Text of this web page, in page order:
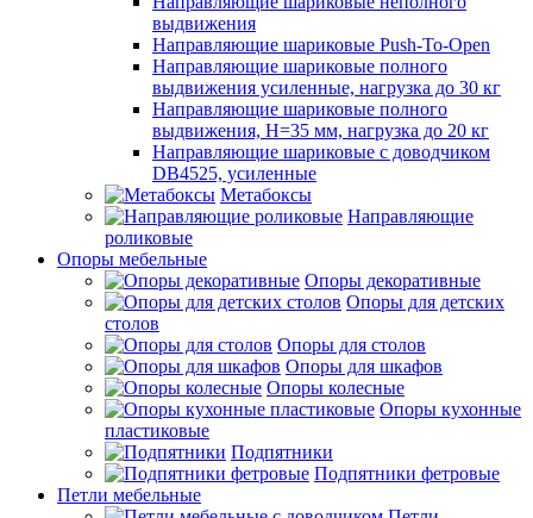
выдвижения
Направляющие шариковые Push-To-Open
Направляющие шариковые полного
выдвижения усиленные, нагрузка до 30 кг
Направляющие шариковые полного
выдвижения, H=35 мм, нагрузка до 20 кг
Направляющие шариковые с доводчиком
DB4525, усиленные
Метабоксы
Направляющие
роликовые
Опоры мебельные
Опоры декоративные
Опоры для детских
столов
Опоры для столов
Опоры для шкафов
Опоры колесные
Опоры кухонные
пластиковые
Подпятники
Подпятники фетровые
Петли мебельные